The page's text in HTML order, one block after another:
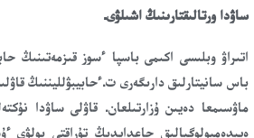
ساۋدا ورتالىقتارىنىڭ اشىلۋى.
اتىراۋ وبلىسى اكىمى باسپا ءسوز قىزمەتىنىڭ
ماۋسىمعا دەيىن ۇزارتىلعان. قاۋلى ساۋدا
ەپيدەميولوگيالىق جاعدايدىڭ تۇراقتى بولۋى